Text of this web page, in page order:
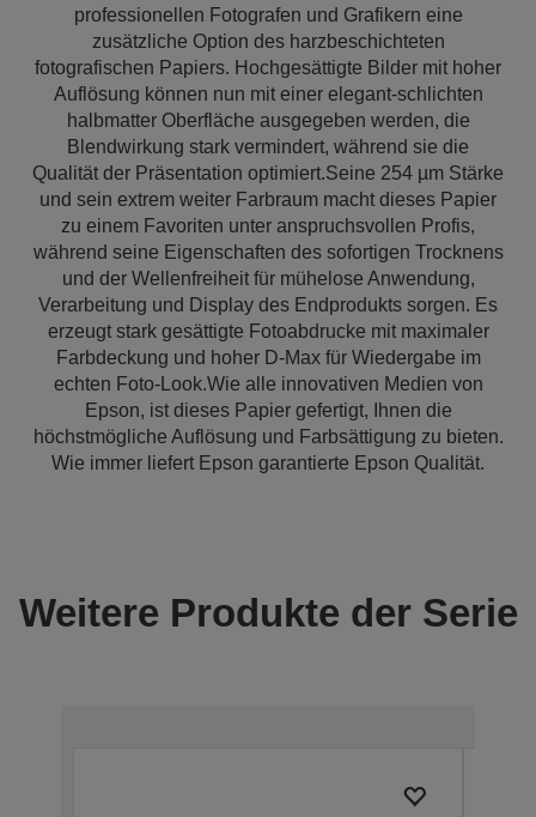
professionellen Fotografen und Grafikern eine
zusätzliche Option des harzbeschichteten
fotografischen Papiers. Hochgesättigte Bilder mit hoher
Auflösung können nun mit einer elegant-schlichten
halbmatter Oberfläche ausgegeben werden, die
Blendwirkung stark vermindert, während sie die
Qualität der Präsentation optimiert.Seine 254 µm Stärke
und sein extrem weiter Farbraum macht dieses Papier
zu einem Favoriten unter anspruchsvollen Profis,
während seine Eigenschaften des sofortigen Trocknens
und der Wellenfreiheit für mühelose Anwendung,
Verarbeitung und Display des Endprodukts sorgen. Es
erzeugt stark gesättigte Fotoabdrucke mit maximaler
Farbdeckung und hoher D-Max für Wiedergabe im
echten Foto-Look.Wie alle innovativen Medien von
Epson, ist dieses Papier gefertigt, Ihnen die
höchstmögliche Auflösung und Farbsättigung zu bieten.
Wie immer liefert Epson garantierte Epson Qualität.
Weitere Produkte der Serie